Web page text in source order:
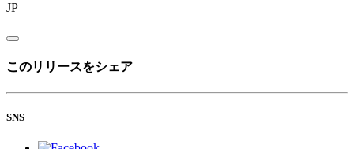
JP
このリリースをシェア
SNS